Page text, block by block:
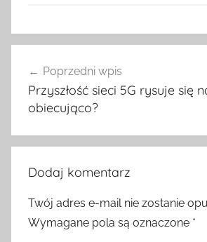
wpisu
Poprzedni wpis
Przyszłość sieci 5G rysuje się
obiecująco?
Dodaj komentarz
Twój adres e-mail nie zostanie
Wymagane pola są oznaczone *